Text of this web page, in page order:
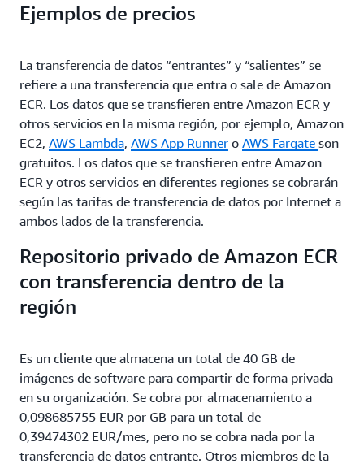
Ejemplos de precios
La transferencia de datos “entrantes” y “salientes” se
refiere a una transferencia que entra o sale de Amazon
ECR. Los datos que se transfieren entre Amazon ECR y
otros servicios en la misma región, por ejemplo, Amazon
EC2, AWS Lambda, AWS App Runner o AWS Fargate son
gratuitos. Los datos que se transfieren entre Amazon
ECR y otros servicios en diferentes regiones se cobrarán
según las tarifas de transferencia de datos por Internet a
ambos lados de la transferencia.
Repositorio privado de Amazon ECR
con transferencia dentro de la
región
Es un cliente que almacena un total de 40 GB de
imágenes de software para compartir de forma privada
en su organización. Se cobra por almacenamiento a
0,098685755 EUR por GB para un total de
0,39474302 EUR/mes, pero no se cobra nada por la
transferencia de datos entrante. Otros miembros de la